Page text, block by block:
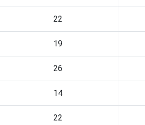
22
19
26
14
22